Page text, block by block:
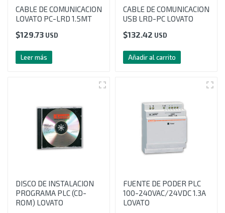
CABLE DE COMUNICACION
LOVATO PC-LRD 1.5MT
$129.73 USD
Leer más
CABLE DE COMUNICACION
USB LRD-PC LOVATO
$132.42 USD
Añadir al carrito
DISCO DE INSTALACION
PROGRAMA PLC (CD-
ROM) LOVATO
FUENTE DE PODER PLC
100-240VAC/24VDC 1.3A
LOVATO